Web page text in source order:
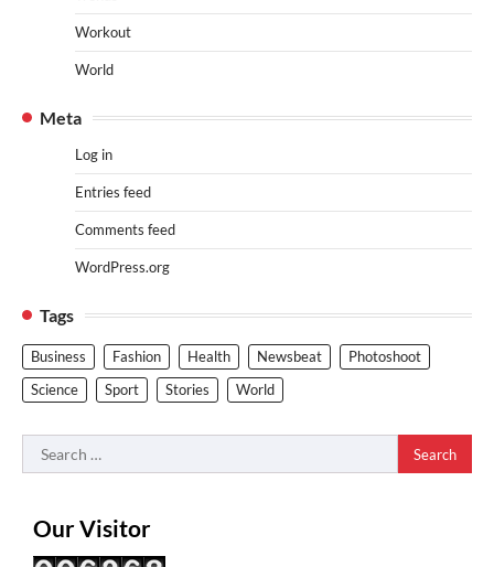
Workout
World
Meta
Log in
Entries feed
Comments feed
WordPress.org
Tags
Business Fashion Health Newsbeat
Photoshoot
Science
Sport Stories World
Search
for:
Our Visitor